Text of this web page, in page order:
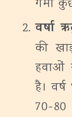
गर्मी
वर्षा
की
हवाओं
है।
70-80